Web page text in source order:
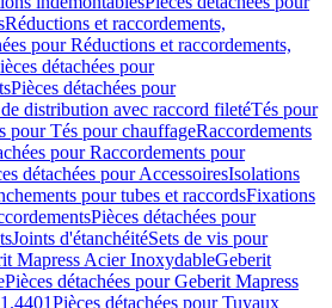
Réductions et raccordements,
pour Réductions et raccordements,
détachées pour
Pièces détachées pour
distribution avec raccord filetéTés pour
pour Tés pour chauffageRaccordements
pour Raccordements pour
détachées pour AccessoiresIsolations
pour tubes et raccordsFixations
Pièces détachées pour
Joints d'étanchéitéSets de vis pour
Mapress Acier InoxydableGeberit
Pièces détachées pour Geberit Mapress
Pièces détachées pour Tuyaux